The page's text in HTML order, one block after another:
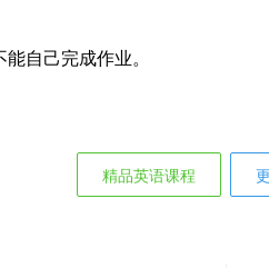
自己完成作业。
精品英语课程